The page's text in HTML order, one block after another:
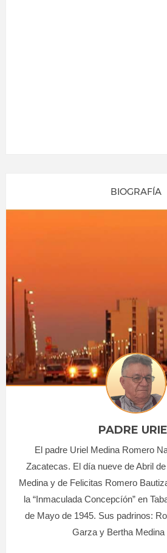
BIOGRAFÍA
PADRE
El padre Uriel Medina Romero
Zacatecas. El día nueve de Abril
Medina y de Felicitas Romero
la “Inmaculada Concepcíón” en
de Mayo de 1945. Sus padrinos:
Garza y Bertha Medina